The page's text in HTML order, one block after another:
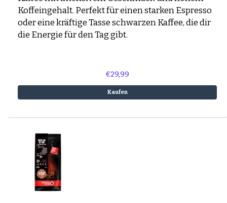
Koffeingehalt. Perfekt für einen starken Espresso
oder eine kräftige Tasse schwarzen Kaffee, die dir
die Energie für den Tag gibt.
€29,99
Kaufen